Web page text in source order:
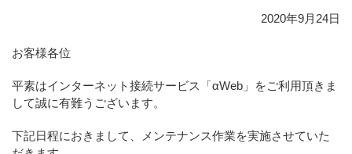
2020年9月 24日
お客様各位
平素はインターネット接続サービス「αWeb」をご利用頂きま
して誠に有難うございます。
下記日程におきまして、メンテナンス作業を実施させていた